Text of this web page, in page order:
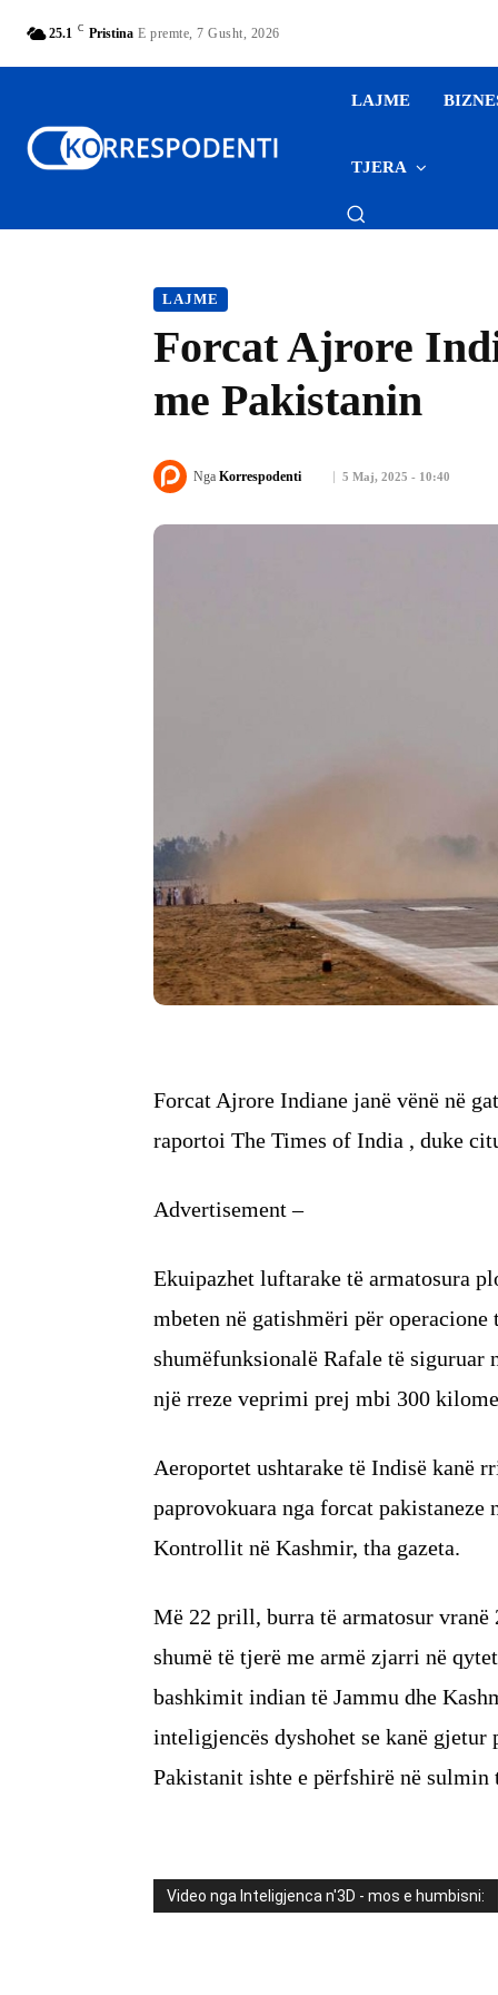
25.1 C Pristina E premte, 7 Gusht, 2026
LAJME
TJERA
LAJME
Forcat Ajrore
me Pakistanin
5 Maj, 2025 - 10:40
Nga Korrespodenti
Forcat Ajrore Indiane janë vënë në
raportoi The Times of India , duke
Advertisement –
Ekuipazhet luftarake të armatosura
mbeten në gatishmëri për
shumëfunksionalë Rafale të siguruar
një rreze veprimi prej mbi 300
Aeroportet ushtarake të Indisë kanë
paprovokuara nga forcat pakistaneze
Kontrollit në Kashmir, tha gazeta.
Më 22 prill, burra të armatosur vranë
shumë të tjerë me armë zjarri në
bashkimit indian të Jammu dhe
inteligjencës dyshohet se kanë
Pakistanit ishte e përfshirë në
Video nga Inteligjenca n'3D - mos e humbisni: